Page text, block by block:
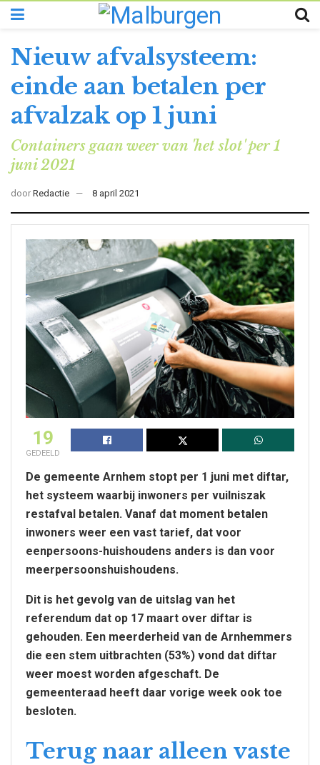
Nieuw afvalsysteem:
einde aan betalen per
afvalzak op 1 juni
Containers gaan weer van 'het slot' per 1
juni 2021
door Redactie 8 april 2021
19
GEDEELD
De gemeente Arnhem stopt per 1 juni met diftar,
het systeem waarbij inwoners per vuilniszak
restafval betalen. Vanaf dat moment betalen
inwoners weer een vast tarief, dat voor
eenpersoons-huishoudens anders is dan voor
meerpersoonshuishoudens.
Dit is het gevolg van de uitslag van het
referendum dat op 17 maart over diftar is
gehouden. Een meerderheid van de Arnhemmers
die een stem uitbrachten (53%) vond dat diftar
weer moest worden afgeschaft. De
gemeenteraad heeft daar vorige week ook toe
besloten.
Terug naar alleen vaste